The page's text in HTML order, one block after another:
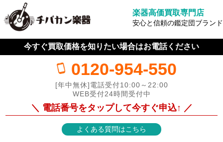
楽器高価買取専門店
安心と信頼の鑑定団ブランド
今すぐ買取価格を知りたい場合はお電話ください
0120-954-550
[年中無休]電話受付10:00～22:00
WEB受付24時間受付中
＼ 電話番号をタップして今すぐ申込↑ ／
よくある質問はこちら